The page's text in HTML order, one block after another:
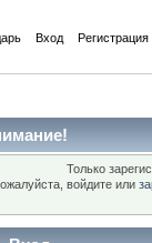
Вход Регистрация
Только
войдите или